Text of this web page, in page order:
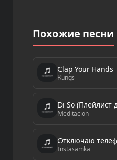
Похожие песни
Clap Your Hands
Kungs
Di So (Плейлист
Meditacion
Отключаю
Instasamka